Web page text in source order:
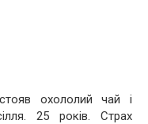
охололий чай і
25 років. Страх